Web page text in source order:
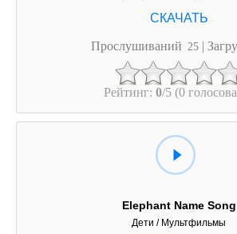
Прослушиваний 25 |
Рейтинг: 0/5 (0
Elephant Name Song
Дети / Мультфильмы